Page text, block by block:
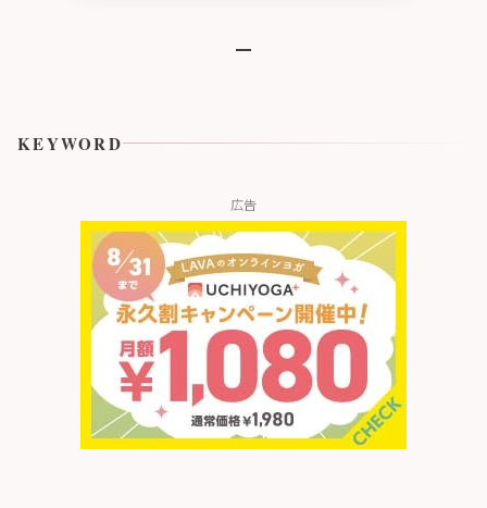
KEYWORD
広告